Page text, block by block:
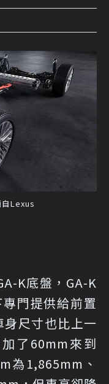
Lexus
K底盤，GA-K
門提供給前置
尺寸也比上一
了60mm來到
為1,865mm、